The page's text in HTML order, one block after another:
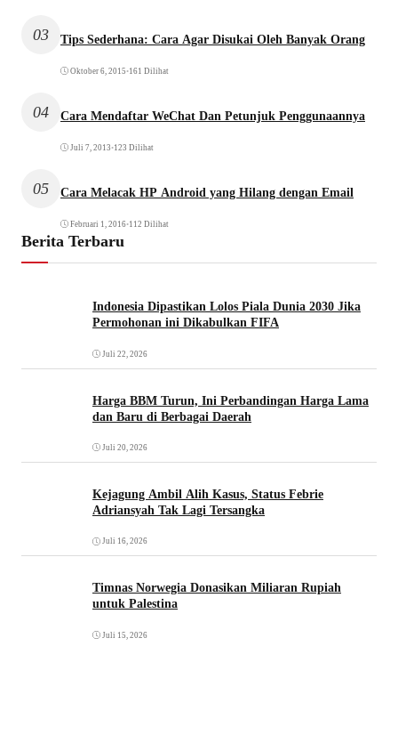
03 Tips Sederhana: Cara Agar Disukai Oleh Banyak Orang
Oktober 6, 2015 •161 Dilihat
04 Cara Mendaftar WeChat Dan Petunjuk Penggunaannya
Juli 7, 2013 •123 Dilihat
05 Cara Melacak HP Android yang Hilang dengan Email
Februari 1, 2016•112 Dilihat
Berita Terbaru
Indonesia Dipastikan Lolos Piala Dunia 2030 Jika
Permohonan ini Dikabulkan FIFA
Juli 22, 2026
Harga BBM Turun, Ini Perbandingan Harga Lama
dan Baru di Berbagai Daerah
Juli 20, 2026
Kejagung Ambil Alih Kasus, Status Febrie
Adriansyah Tak Lagi Tersangka
Juli 16, 2026
Timnas Norwegia Donasikan Miliaran Rupiah
untuk Palestina
Juli 15, 2026